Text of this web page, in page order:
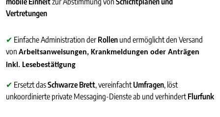
Vertretungen
✔ Einfache Administration der Rollen und ermöglicht den Versand
von Arbeitsanweisungen, Krankmeldungen oder Anträgen
inkl. Lesebestätigung
✔ Ersetzt dasSchwarze Brett, vereinfacht Umfragen, löst
unkoordinierte private Messaging-Dienste ab und verhindert Flurfunk